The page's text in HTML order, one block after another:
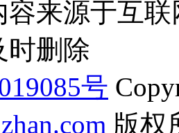
容来源于互
时删除
号
版权